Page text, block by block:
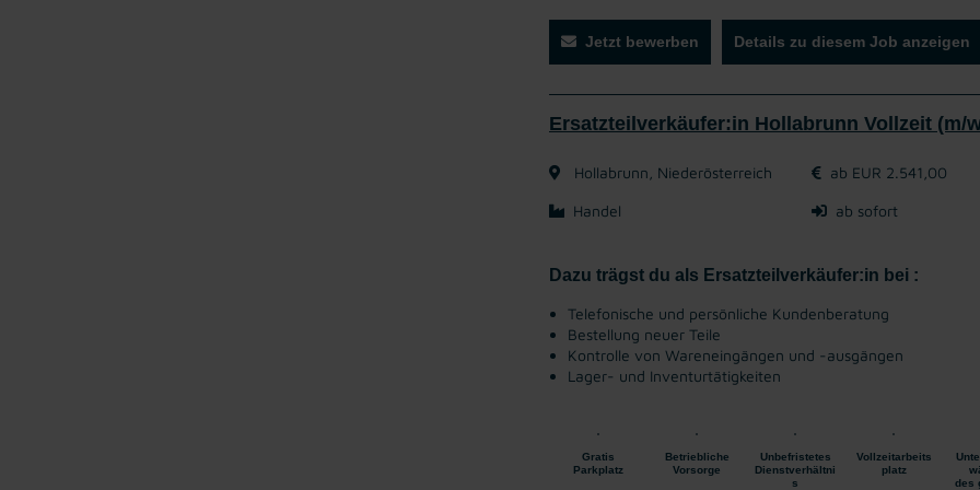
Jetzt bewerben Details zu diesem Job anzeigen
Ersatzteilverkäufer:in Hollabrunn Vollzeit (m/
Hollabrunn, Niederösterreich ab EUR 2.541,00
Handel ab sofort
Dazu trägst du als Ersatzteilverkäufer:in bei :
Telefonische und persönliche Kundenberatung
Bestellung neuer Teile
Kontrolle von Wareneingängen und -ausgängen
Lager- und Inventurtätigkeiten
Gratis
Parkplatz
Betriebliche
Vorsorge
Unbefristetes
Dienstverhältni
s
Vollzeitarbeits
platz
des